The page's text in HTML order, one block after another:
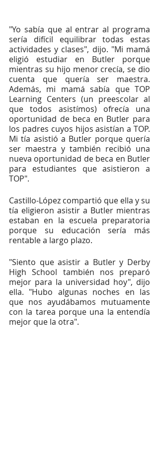
"Yo sabía que al entrar al programa
sería difícil equilibrar todas estas
actividades y clases", dijo. "Mi mamá
eligió estudiar en Butler porque
mientras su hijo menor crecía, se dio
cuenta que quería ser maestra.
Además, mi mamá sabía que TOP
Learning Centers (un preescolar al
que todos asistímos) ofrecía una
oportunidad de beca en Butler para
los padres cuyos hijos asistían a TOP.
Mi tía asistió a Butler porque quería
ser maestra y también recibió una
nueva oportunidad de beca en Butler
para estudiantes que asistieron a
TOP".
Castillo-López compartió que ella y su
tía eligieron asistir a Butler mientras
estaban en la escuela preparatoria
porque su educación sería más
rentable a largo plazo.
"Siento que asistir a Butler y Derby
High School también nos preparó
mejor para la universidad hoy", dijo
ella. "Hubo algunas noches en las
que nos ayudábamos mutuamente
con la tarea porque una la entendía
mejor que la otra".